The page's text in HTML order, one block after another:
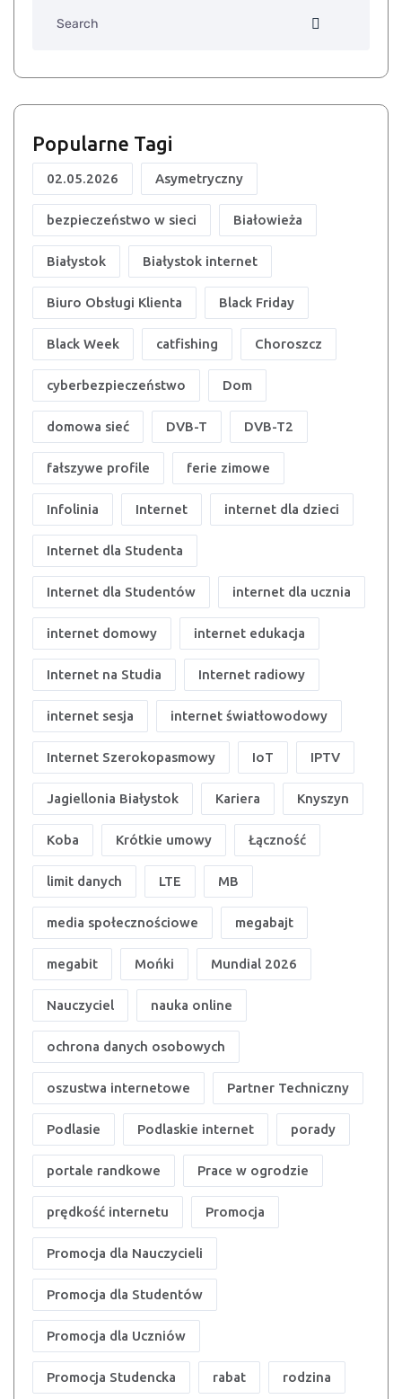
Popularne Tagi
02.05.2026 Asymetryczny
bezpieczeństwo w sieci Białowieża
Białystok Białystok internet
Biuro Obsługi Klienta Black Friday
Black Week catfishing Choroszcz
cyberbezpieczeństwo Dom
domowa sieć DVB-T DVB-T2
fałszywe profile ferie zimowe
Infolinia Internet internet dla dzieci
Internet dla Studenta
Internet dla Studentów internet dla ucznia
internet domowy internet edukacja
Internet na Studia Internet radiowy
internet sesja internet światłowodowy
Internet Szerokopasmowy IoT IPTV
Jagiellonia Białystok Kariera Knyszyn
Koba Krótkie umowy Łączność
limit danych LTE MB
media społecznościowe megabajt
megabit Mońki Mundial 2026
Nauczyciel nauka online
ochrona danych osobowych
oszustwa internetowe Partner Techniczny
Podlasie Podlaskie internet porady
portale randkowe Prace w ogrodzie
prędkość internetu Promocja
Promocja dla Nauczycieli
Promocja dla Studentów
Promocja dla Uczniów
Promocja Studencka rabat rodzina